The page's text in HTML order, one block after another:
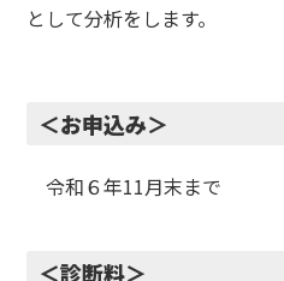
として分析をします。
＜お申込み＞
令和６年11月末まで
＜診断料＞